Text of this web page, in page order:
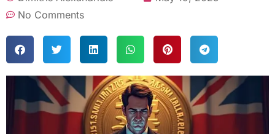
No Comments